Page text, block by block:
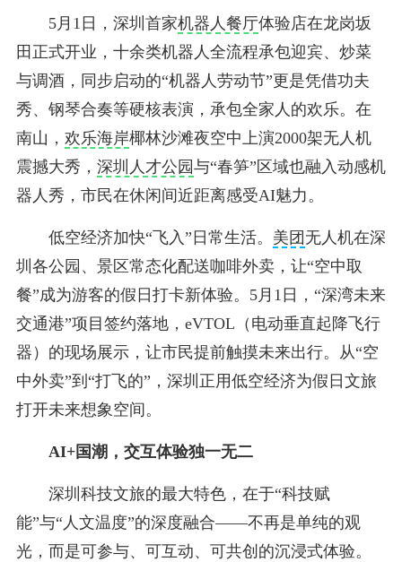
5月1日，深圳首家机器人餐厅体验店在龙岗坂
田正式开业，十余类机器人全流程承包迎宾、炒菜
与调酒，同步启动的“机器人劳动节”更是凭借功夫
秀、钢琴合奏等硬核表演，承包全家人的欢乐。在
南山， 欢乐海岸椰林沙滩夜空中上演2000架无人机
震撼大秀， 深圳人才公园 与“春笋”区域也融入动感机
器人秀，市民在休闲间近距离感受AI魅力。
低空经济加快“飞入”日常生活。 美团 无人机在深
圳各公园、景区常态化配送咖啡外卖，让“空中取
餐”成为游客的假日打卡新体验。5月1日，“深湾未来
交通港”项目签约落地，eVTOL（电动垂直起降飞行
器）的现场展示，让市民提前触摸未来出行。从“空
中外卖”到“打飞的”，深圳正用低空经济为假日文旅
打开未来想象空间。
AI+国潮，交互体验独一无二
深圳科技文旅的最大特色，在于“科技赋
能”与“人文温度”的深度融合——不再是单纯的观
光，而是可参与、可互动、可共创的沉浸式体验。